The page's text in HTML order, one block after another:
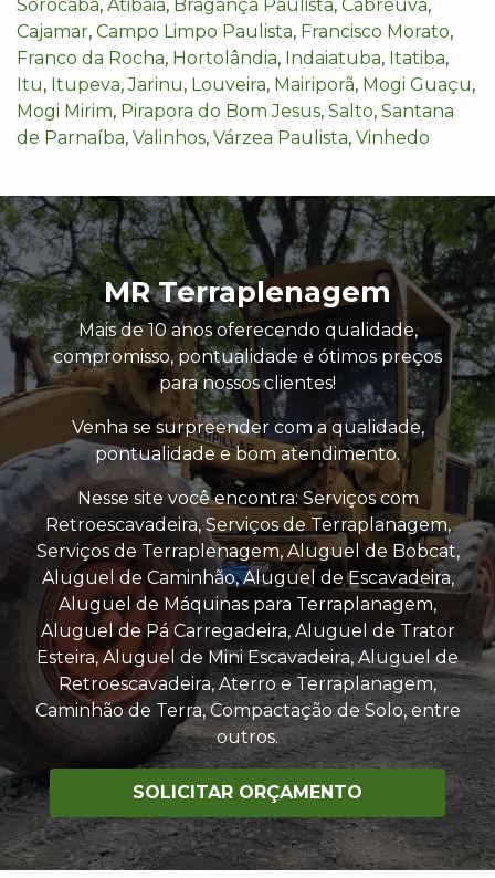
Sorocaba, Atibaia, Bragança Paulista, Cabreúva,
Cajamar, Campo Limpo Paulista, Francisco Morato,
Franco da Rocha, Hortolândia, Indaiatuba, Itatiba,
Itu, Itupeva,Jarinu, Louveira, Mairiporã, Mogi Guaçu,
Mogi Mirim, Pirapora do Bom Jesus, Salto, Santana
de Parnaíba, Valinhos, Várzea Paulista, Vinhedo
MR Terraplenagem
Mais de 10 anos oferecendo qualidade,
compromisso, pontualidade e ótimos preços
para nossos clientes!
Venha se surpreender com a qualidade,
pontualidade e bom atendimento.
Nesse site você encontra: Serviços com
Retroescavadeira, Serviços de Terraplanagem,
Serviços de Terraplenagem, Aluguel de Bobcat,
Aluguel de Caminhão, Aluguel de Escavadeira,
Aluguel de Máquinas para Terraplanagem,
Aluguel de Pá Carregadeira, Aluguel de Trator
Esteira, Aluguel de Mini Escavadeira, Aluguel de
Retroescavadeira, Aterro e Terraplanagem,
Caminhão de Terra, Compactação de Solo, entre
outros.
SOLICITAR ORÇAMENTO